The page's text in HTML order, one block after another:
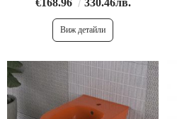
Виж детайли